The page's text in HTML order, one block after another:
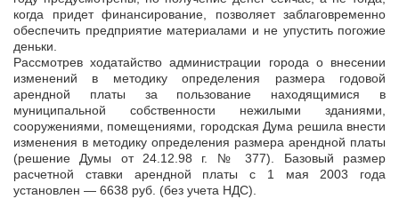
когда придет финансирование, позволяет заблаговременно
обеспечить предприятие материалами и не упустить погожие
деньки.
Рассмотрев ходатайство администрации города о внесении
изменений в методику определения размера годовой
арендной платы за пользование находящимися в
муниципальной собственности нежилыми зданиями,
сооружениями, помещениями, городская Дума решила внести
изменения в методику определения размера арендной платы
(решение Думы от 24.12.98 г. № 377). Базовый размер
расчетной ставки арендной платы с 1 мая 2003 года
установлен — 6638 руб. (без учета НДС).